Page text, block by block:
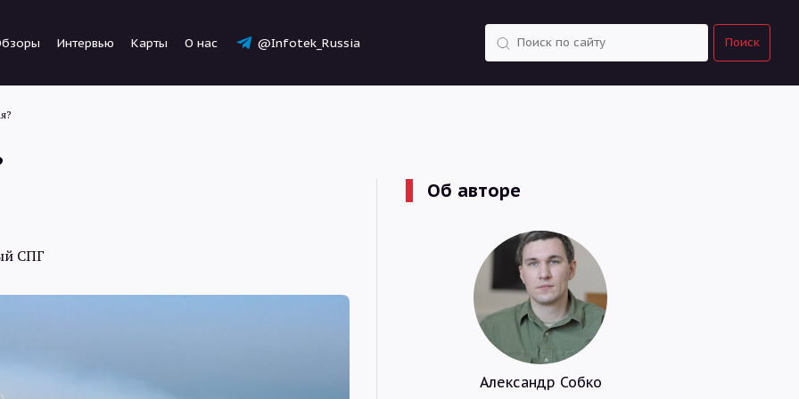
Интервью Карты О нас @Infotek_Russia Поиск
Статьи
СПГ
Об авторе
Александр Собко